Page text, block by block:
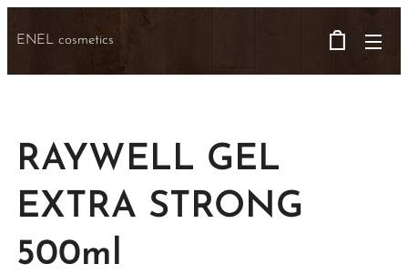
ENEL cosmetics
RAYWELL GEL
EXTRA STRONG
500ml